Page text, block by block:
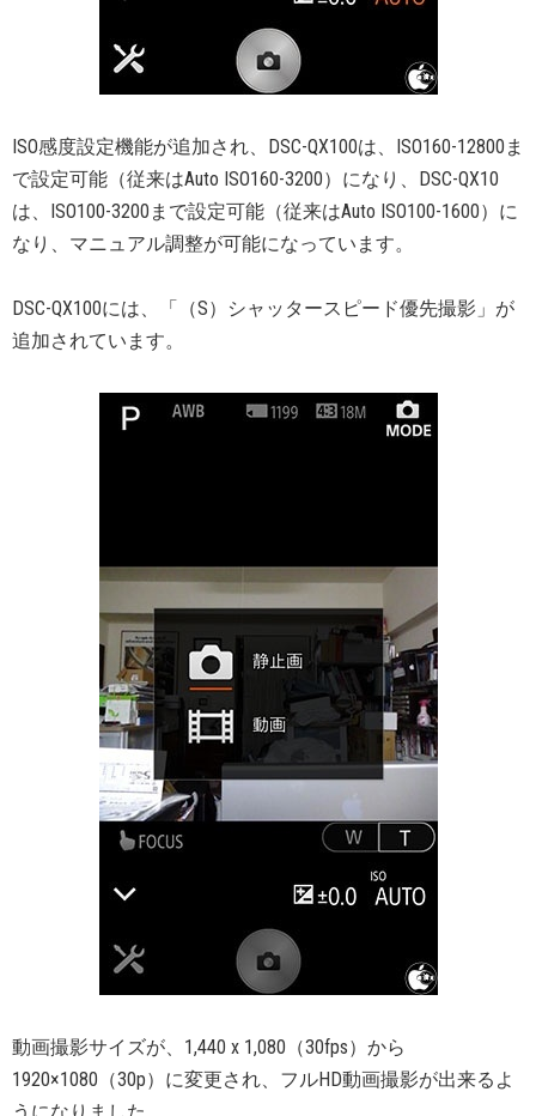
ISO感度設定機能が追加され、DSC-QX100は、ISO160-12800ま
で設定可能（従来はAuto ISO160-3200）になり、DSC-QX10
は、ISO100-3200まで設定可能（従来はAuto ISO100-1600）に
なり、マニュアル調整が可能になっています。
DSC-QX100には、「（S）シャッタースピード優先撮影」が
追加されています。
動画撮影サイズが、1,440 x 1,080（30fps）から
1920×1080（30p）に変更され、フルHD動画撮影が出来るよ